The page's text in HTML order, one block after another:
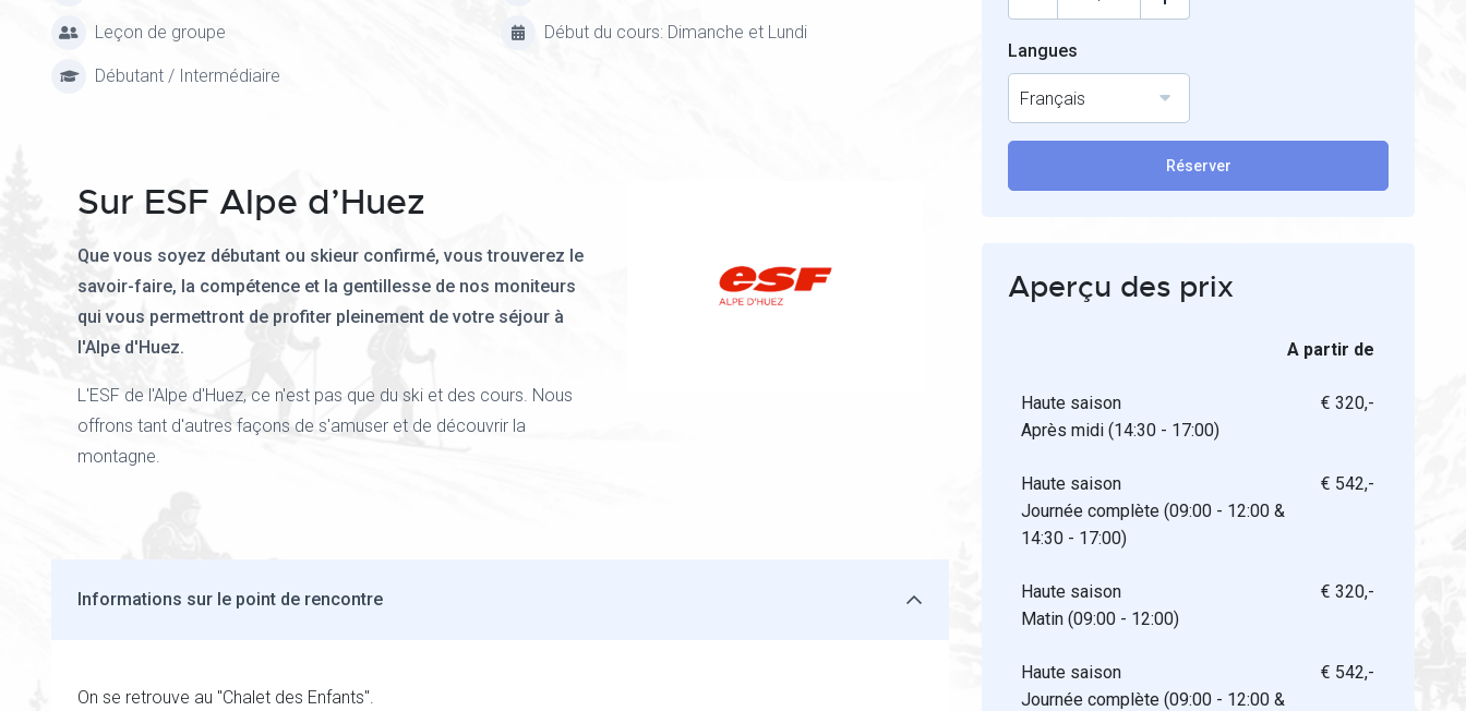
Leçon de groupe Début du cours: Dimanche et Lundi
Débutant / Intermédiaire
Sur ESF Alpe d’Huez
Que vous soyez débutant ou skieur confirmé, vous trouverez le
savoir-faire, la compétence et la gentillesse de nos moniteurs
qui vous permettront de profiter pleinement de votre séjour à
l'Alpe d'Huez.
L'ESF de l'Alpe d'Huez, ce n'est pas que du ski et des cours. Nous
offrons tant d'autres façons de s'amuser et de découvrir la
montagne.
Langues
Français
Réserver
Aperçu des prix
A partir de
Haute saison
Après midi (14:30 - 17:00)
€ 320,-
Haute saison
Journée complète (09:00 - 12:00 &
14:30 - 17:00)
€ 542,-
Haute saison
Matin (09:00 - 12:00)
€ 320,-
Haute saison
Journée complète (09:00 - 12:00 &
€ 542,-
Informations sur le point de rencontre
On se retrouve au "Chalet des Enfants".